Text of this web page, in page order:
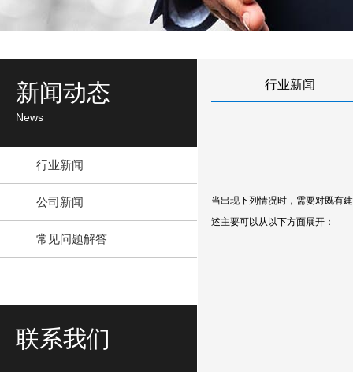
新闻动态
News
行业新闻
公司新闻
常见问题解答
联系我们
行业新闻
当出现下列情况时，需要对既有
述主要可以从以下方面展开：